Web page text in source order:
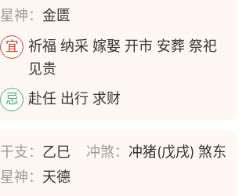
星神：金匮
宜
祈福 纳采 嫁娶 开市 安葬 祭祀
见贵
忌 赴任 出行 求财
干支： 乙巳 冲煞： 冲猪(戊戌) 煞东
星神： 天德